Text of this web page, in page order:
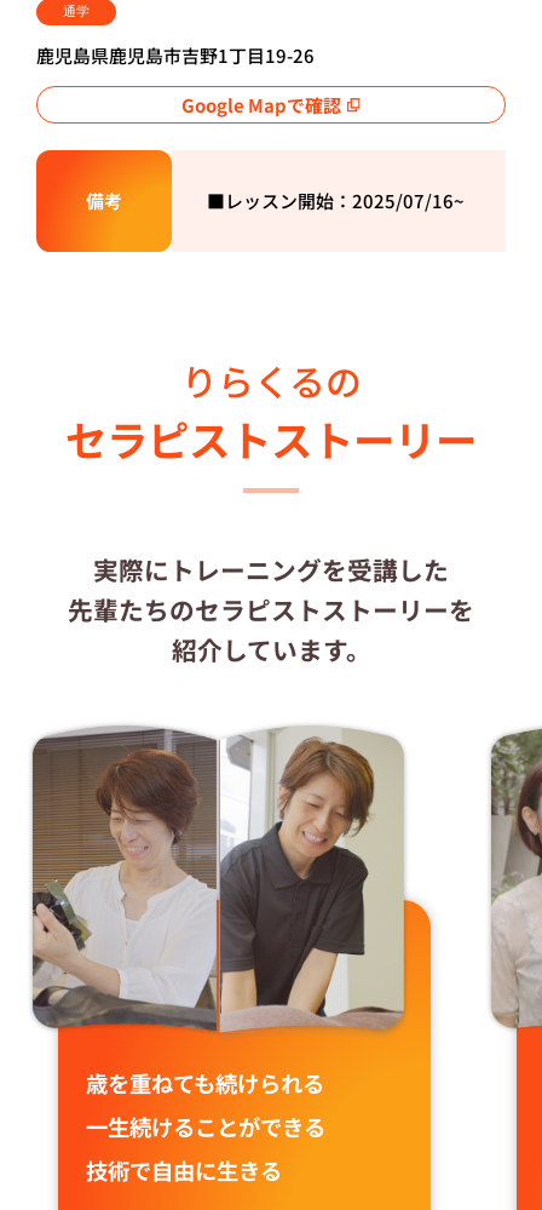
通学
鹿児島県鹿児島市吉野1丁目19-26
Google Mapで確認
備考 ■レッスン開始：2025/07/16~
りらくるの
セラピストストーリー
実際にトレーニングを受講した
先輩たちのセラピストストーリーを
紹介しています。
歳を重ねても続けられる
⼀⽣続けることができる
技術で⾃由に⽣きる